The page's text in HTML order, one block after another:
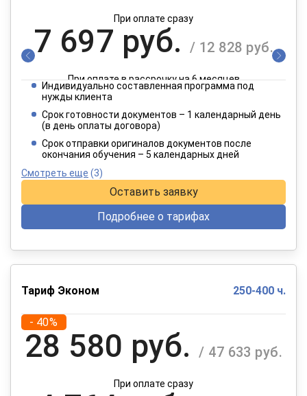
При оплате сразу
7 697 руб. / 12 828 руб.
При оплате в рассрочку на 6 месяцев
3 849 руб. / 6 414 руб.
При оплате в рассрочку на 12 месяцев
Индивидуально составленная программа под
нужды клиента
Срок готовности документов – 1 календарный день
(в день оплаты договора)
Срок отправки оригиналов документов после
окончания обучения – 5 календарных дней
Смотреть еще (3)
Оставить заявку
Подробнее о тарифах
Тариф Эконом 250-400 ч.
- 40%
28 580 руб. / 47 633 руб.
При оплате сразу